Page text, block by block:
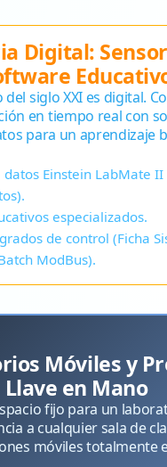
Digital:
siglo XXI es digital.
en tiempo real con
para un aprendizaje
datos Einstein LabMate II
especializados.
de control (Ficha
ModBus).
Móviles y
Llave en Mano
fijo para un
a cualquier sala de
móviles totalmente